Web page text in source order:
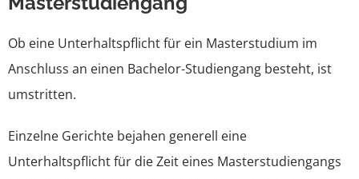
Ob eine Unterhaltspflicht für ein Masterstudium im
Anschluss an einen Bachelor-Studiengang besteht, ist
umstritten.
Einzelne Gerichte bejahen generell eine
Unterhaltspflicht für die Zeit eines Masterstudiengangs